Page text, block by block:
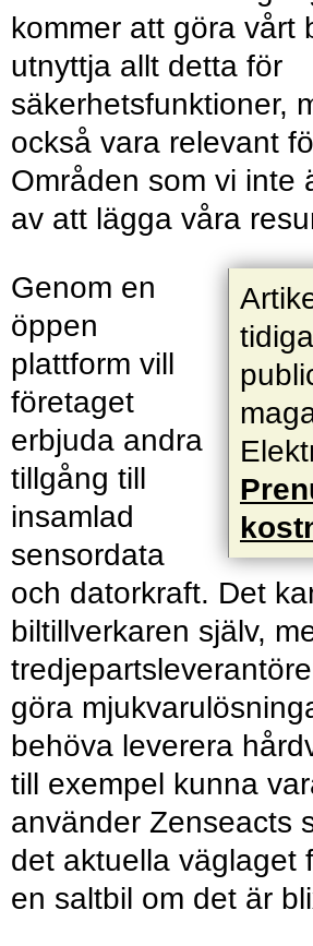
kommer att göra vårt
utnyttja allt detta för
säkerhetsfunktioner,
också vara relevant
Områden som vi inte
av att lägga våra
Genom en
öppen
plattform vill
företaget
erbjuda andra
tillgång till
insamlad
sensordata
och datorkraft. Det
biltillverkaren själv,
göra
behöva leverera
till exempel kunna
använder Zenseacts
det aktuella väglaget
en saltbil om det är